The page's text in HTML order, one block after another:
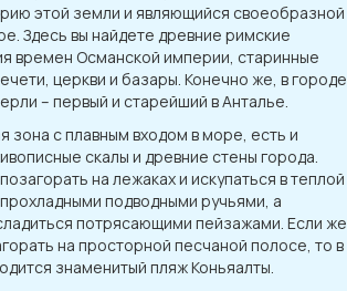
этой земли и являющийся своеобразной
Здесь вы найдете древние римские
времен Османской империи, старинные
церкви и базары. Конечно же, в городе
– первый и старейший в Анталье.
зона с плавным входом в море, есть и
скалы и древние стены города.
на лежаках и искупаться в теплой
подводными ручьями, а
потрясающими пейзажами. Если же
на просторной песчаной полосе, то в
знаменитый пляж Коньяалты.